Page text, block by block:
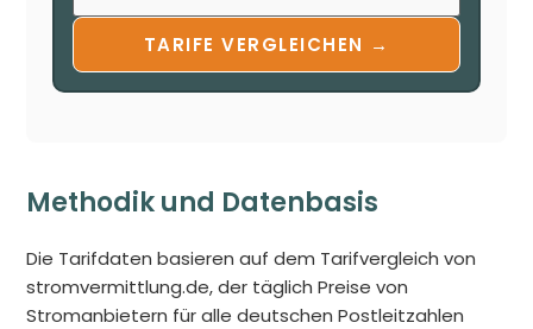
TARIFE VERGLEICHEN →
Methodik und Datenbasis
Die Tarifdaten basieren auf dem Tarifvergleich von
stromvermittlung.de, der täglich Preise von
Stromanbietern für alle deutschen Postleitzahlen